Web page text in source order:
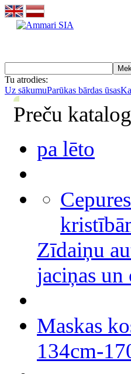
Tu atrodies:
Uz sākumuParūkas bārdas ūsas
Preču
pa lēto
Zīdaiņu
jaciņas un
Maskas
134cm-